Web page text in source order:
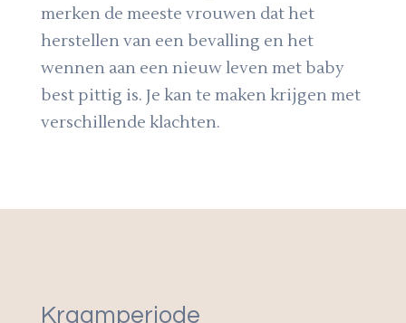
merken de meeste vrouwen dat het
herstellen van een bevalling en het
wennen aan een nieuw leven met baby
best pittig is. Je kan te maken krijgen met
verschillende klachten.
Kraamperiode